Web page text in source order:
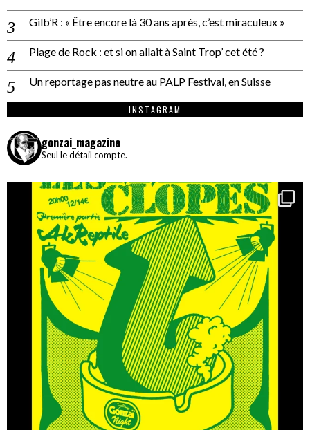
Gilb’R : « Être encore là 30 ans après, c’est miraculeux »
Plage de Rock : et si on allait à Saint Trop’ cet été ?
Un reportage pas neutre au PALP Festival, en Suisse
INSTAGRAM
gonzai_magazine
Seul le détail compte.